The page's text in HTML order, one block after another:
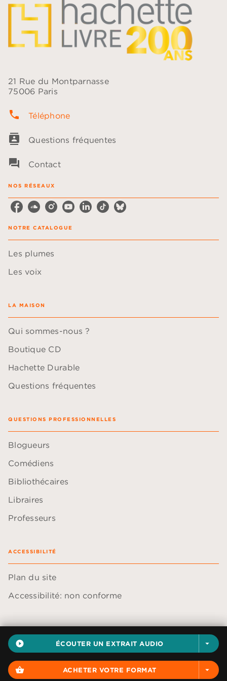
play_circle_filled ÉCOUTER UN EXTRAIT AUDIO arrow_drop_down
shopping_basket ACHETER VOTRE FORMAT arrow_drop_down
21 Rue du Montparnasse
75006 Paris
phone Téléphone
contacts Questions fréquentes
question_answer Contact
NOS RÉSEAUX
NOTRE CATALOGUE
Les plumes
Les voix
LA MAISON
Qui sommes-nous ?
Boutique CD
Hachette Durable
Questions fréquentes
QUESTIONS PROFESSIONNELLES
Blogueurs
Comédiens
Bibliothécaires
Libraires
Professeurs
ACCESSIBILITÉ
Plan du site
Accessibilité: non conforme
Données personnelles
Paramétrer vos cookies
Mentions légales